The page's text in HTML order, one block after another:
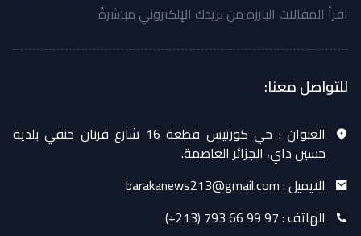
اقرأ المقالات البارزة من بريدك الإلكتروني مباشرةً
للتواصل معنا:
العنوان :
حي كورتيس قطعة 16 شارع فرنان حنفي بلدية
حسين داي، الجزائر العاصمة.
الايميل :barakanews213@gmail.com
الهاتف :(+213) 793 66 99 97